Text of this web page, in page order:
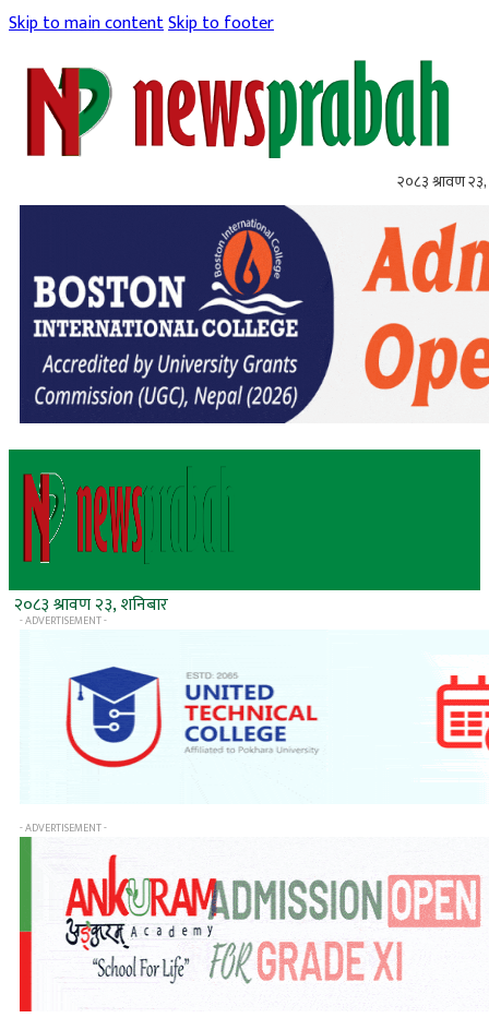
Skip to main contentSkip to footer
२०८३ श्रावण २३,
२०८३ श्रावण २३, शनिबार
- ADVERTISEMENT -
- ADVERTISEMENT -